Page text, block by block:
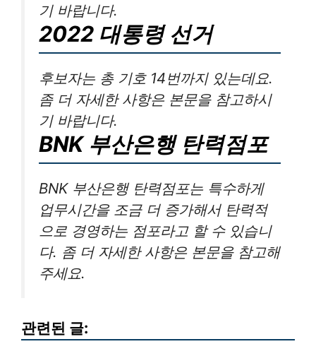
기 바랍니다.
2022 대통령 선거
후보자는 총 기호 14번까지 있는데요.
좀 더 자세한 사항은 본문을 참고하시
기 바랍니다.
BNK 부산은행 탄력점포
BNK 부산은행 탄력점포는 특수하게
업무시간을 조금 더 증가해서 탄력적
으로 경영하는 점포라고 할 수 있습니
다. 좀 더 자세한 사항은 본문을 참고해
주세요.
관련된 글: